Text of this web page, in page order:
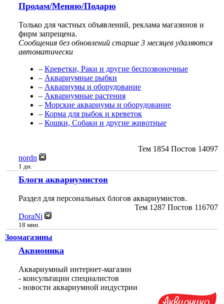
Продам/Меняю/Подарю
Только для частных объявлений, реклама магазинов и
фирм запрещена.
Сообщения без обновлений старше 3 месяцев удаляются
автоматически
– Креветки, Раки и другие беспозвоночные
– Аквариумные рыбки
– Аквариумы и оборудование
– Аквариумные растения
– Морские аквариумы и оборудование
– Корма для рыбок и креветок
– Кошки, Собаки и другие животные
Тем 1854 Постов 14097
nordn
1 дн.
Блоги аквариумистов
Раздел для персональных блогов аквариумистов.
Тем 1287 Постов 116707
DoraNi
18 мин.
Зоомагазины
Аквионика
Аквариумный интернет-магазин
- консультации специалистов
- новости аквариумной индустрии